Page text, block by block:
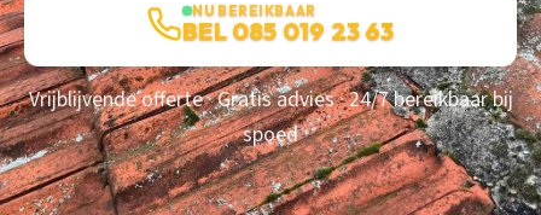
NU BEREIKBAAR
BEL 085 019 23 63
Vrijblijvende offerte · Gratis advies · 24/7 bereikbaar bij
spoed